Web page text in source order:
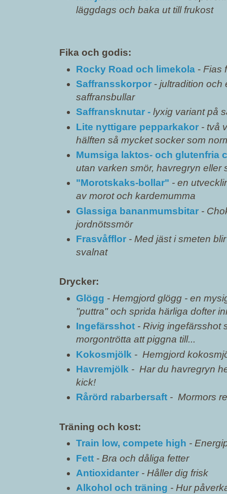
läggdags och baka ut till frukost
Fika och godis:
Rocky Road och limekola - Fias
Saffransskorpor - jultradition och
saffransbullar
Saffransknutar - lyxig variant på
Lite nyttigare pepparkakor - två
hälften så mycket socker som
Mumsiga laktos- och glutenfria
utan varken smör, havregryn eller
"Morotskaks-bollar" - en
av morot och kardemumma
Glassiga bananmumsbitar -
jordnötssmör
Frasvåfflor - Med jäst i smeten
svalnat
Drycker:
Glögg - Hemgjord glögg - en
"puttra" och sprida härliga dofter
Ingefärsshot - Rivig ingefärsshot
morgontrötta att piggna till...
Kokosmjölk - Hemgjord
Havremjölk - Har du havregryn
kick!
Rårörd rabarbersaft - Mormors
Träning och kost:
Train low, compete high -
Fett - Bra och dåliga fetter
Antioxidanter - Håller dig frisk
Alkohol och träning - Hur